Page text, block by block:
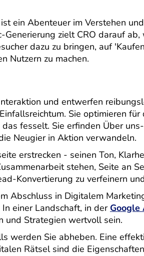
ein Abenteuer im Verstehen
zielt CRO darauf
dazu zu bringen, auf
Nutzern zu machen.
und entwerfen
Sie optimieren
fesselt. Sie erfinden Über
Neugier in Aktion verwandeln.
erstrecken - seinen Ton,
stehen, Seite an
Konvertierung zu verfeinern
Abschluss in Digitalem
einer Landschaft, in der Google
und Strategien wertvoll sein.
werden Sie abheben. Eine
Rätsel sind die